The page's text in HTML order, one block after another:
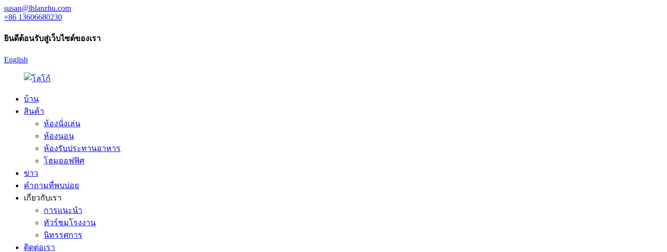
susan@lhlanzhu.com
+86 13606680230
ยินดีต้อนรับสู่เว็บไซต์ของเรา
English
บ้าน
สินค้า
ห้องนั่งเล่น
ห้องนอน
ห้องรับประทานอาหาร
โฮมออฟฟิศ
ข่าว
คำถามที่พบบ่อย
เกี่ยวกับเรา
การแนะนำ
ทัวร์ชมโรงงาน
นิทรรศการ
ติดต่อเรา